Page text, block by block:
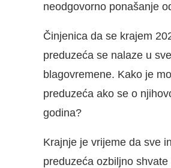
neodgovorno ponašanje
Činjenica da se krajem
preduzeća se nalaze u
blagovremene. Kako je
preduzeća ako se o
godina?
Krajnje je vrijeme da sve
preduzeća ozbiljno